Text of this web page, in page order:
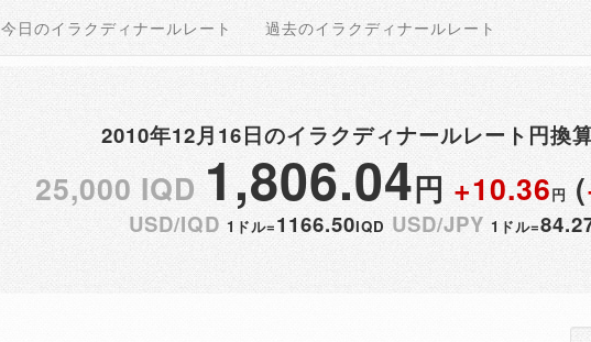
今日のイラクディナールレート 過去のイラクディナールレート
2010年12月16日のイラクディナールレート円換
25,000 IQD 1,806.04円 +10.36円 (
USD/IQD 1ドル=1166.50IQD USD/JPY 1ドル=